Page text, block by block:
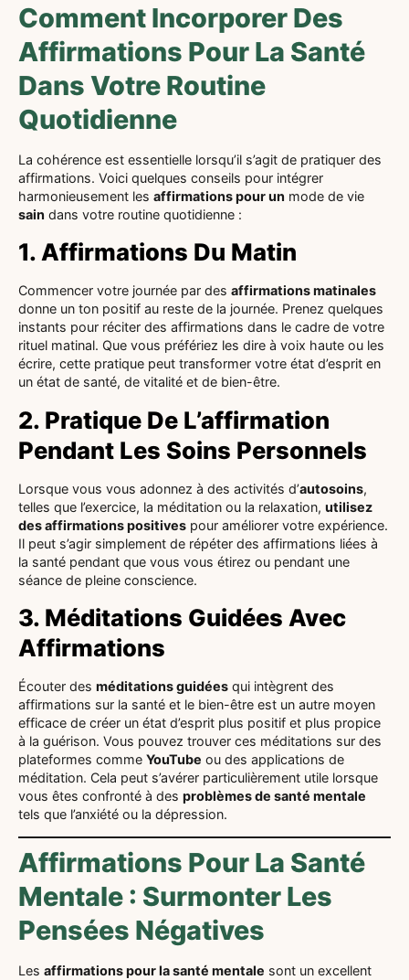
Comment Incorporer Des
Affirmations Pour La Santé
Dans Votre Routine
Quotidienne
La cohérence est essentielle lorsqu’il s’agit de pratiquer des
affirmations. Voici quelques conseils pour intégrer
harmonieusement les affirmations pour un mode de vie
sain dans votre routine quotidienne :
1. Affirmations Du Matin
Commencer votre journée par des affirmations matinales
donne un ton positif au reste de la journée. Prenez quelques
instants pour réciter des affirmations dans le cadre de votre
rituel matinal. Que vous préfériez les dire à voix haute ou les
écrire, cette pratique peut transformer votre état d’esprit en
un état de santé, de vitalité et de bien-être.
2. Pratique De L’affirmation
Pendant Les Soins Personnels
Lorsque vous vous adonnez à des activités d’autosoins,
telles que l’exercice, la méditation ou la relaxation, utilisez
des affirmations positives pour améliorer votre expérience.
Il peut s’agir simplement de répéter des affirmations liées à
la santé pendant que vous vous étirez ou pendant une
séance de pleine conscience.
3. Méditations Guidées Avec
Affirmations
Écouter des méditations guidées qui intègrent des
affirmations sur la santé et le bien-être est un autre moyen
efficace de créer un état d’esprit plus positif et plus propice
à la guérison. Vous pouvez trouver ces méditations sur des
plateformes comme YouTube ou des applications de
méditation. Cela peut s’avérer particulièrement utile lorsque
vous êtes confronté à des problèmes de santé mentale
tels que l’anxiété ou la dépression.
Affirmations Pour La Santé
Mentale : Surmonter Les
Pensées Négatives
Les affirmations pour la santé mentale sont un excellent